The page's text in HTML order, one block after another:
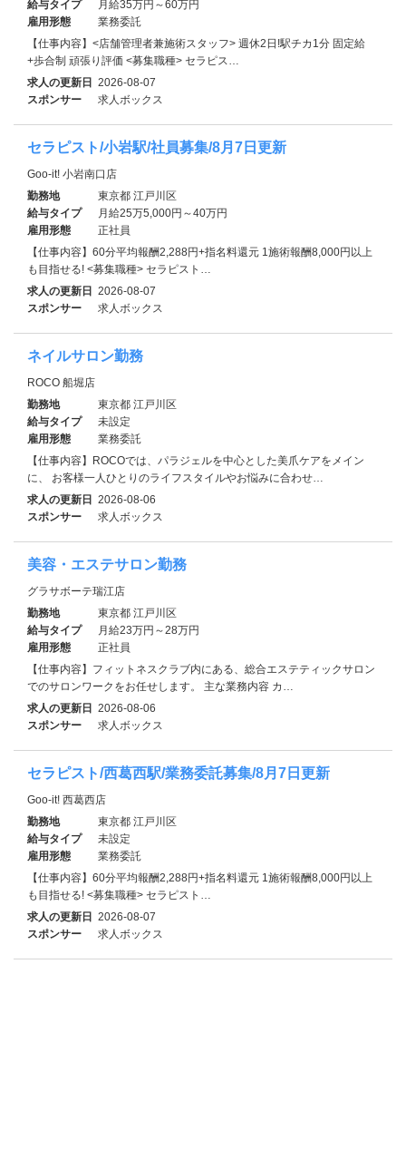
給与タイプ
月給35万円～60万円
雇用形態
業務委託
【仕事内容】<店舗管理者兼施術スタッフ> 週休2日!駅チカ1分 固定給
+歩合制 頑張り評価 <募集職種> セラピス…
求人の更新日 2026-08-07
スポンサー
求人ボックス
セラピスト/小岩駅/社員募集/8月7日更新
Goo-it! 小岩南口店
勤務地
東京都 江戸川区
給与タイプ
月給25万5,000円～40万円
雇用形態
正社員
【仕事内容】60分平均報酬2,288円+指名料還元 1施術報酬8,000円以上
も目指せる! <募集職種> セラピスト…
求人の更新日 2026-08-07
スポンサー
求人ボックス
ネイルサロン勤務
ROCO 船堀店
勤務地
東京都 江戸川区
給与タイプ
未設定
雇用形態
業務委託
【仕事内容】ROCOでは、パラジェルを中心とした美爪ケアをメイン
に、 お客様一人ひとりのライフスタイルやお悩みに合わせ…
求人の更新日 2026-08-06
スポンサー
求人ボックス
美容・エステサロン勤務
グラサボーテ瑞江店
勤務地
東京都 江戸川区
給与タイプ
月給23万円～28万円
雇用形態
正社員
【仕事内容】フィットネスクラブ内にある、総合エステティックサロン
でのサロンワークをお任せします。 主な業務内容 カ…
求人の更新日 2026-08-06
スポンサー
求人ボックス
セラピスト/西葛西駅/業務委託募集/8月7日更新
Goo-it! 西葛西店
勤務地
東京都 江戸川区
給与タイプ
未設定
雇用形態
業務委託
【仕事内容】60分平均報酬2,288円+指名料還元 1施術報酬8,000円以上
も目指せる! <募集職種> セラピスト…
求人の更新日 2026-08-07
スポンサー
求人ボックス